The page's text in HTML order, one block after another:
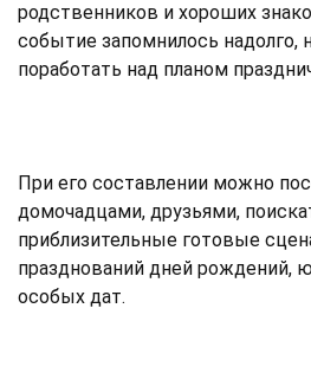
родственников и хороших
событие запомнилось надолго,
поработать над планом
При его составлении можно
домочадцами, друзьями,
приблизительные готовые
празднований дней рождений,
особых дат.